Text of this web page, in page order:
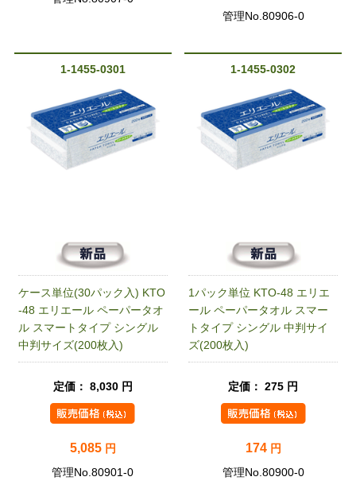
管理No.80906-0
1-1455-0301
ケース単位(30パック入) KTO
-48 エリエール ペーパータオ
ル スマートタイプ シングル
中判サイズ(200枚入)
定価： 8,030 円
5,085 円
管理No.80901-0
1-1455-0302
1パック単位 KTO-48 エリエ
ール ペーパータオル スマー
トタイプ シングル 中判サイ
ズ(200枚入)
定価： 275 円
174 円
管理No.80900-0